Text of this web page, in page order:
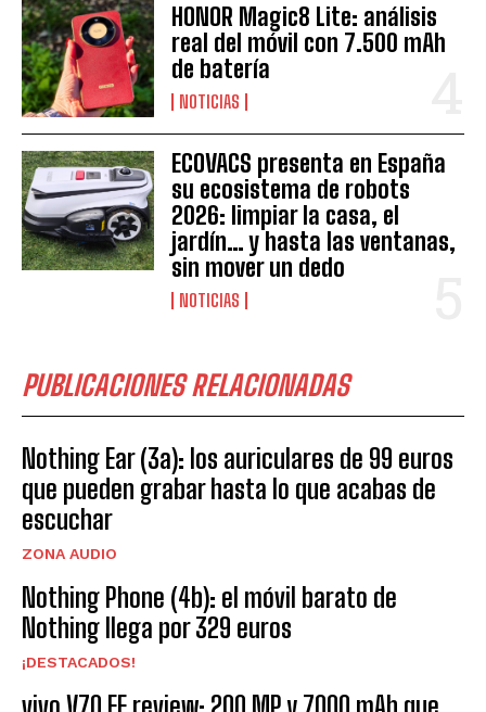
HONOR Magic8 Lite: análisis
real del móvil con 7.500 mAh
de batería
NOTICIAS
ECOVACS presenta en España
su ecosistema de robots
2026: limpiar la casa, el
jardín… y hasta las ventanas,
sin mover un dedo
NOTICIAS
PUBLICACIONES RELACIONADAS
Nothing Ear (3a): los auriculares de 99 euros
que pueden grabar hasta lo que acabas de
escuchar
ZONA AUDIO
Nothing Phone (4b): el móvil barato de
Nothing llega por 329 euros
¡DESTACADOS!